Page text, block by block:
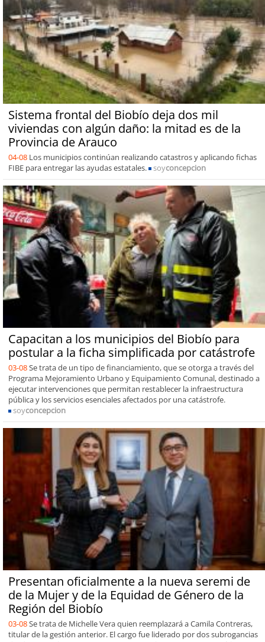
Sistema frontal del Biobío deja dos mil
viviendas con algún daño: la mitad es de la
Provincia de Arauco
04-08 Los municipios continúan realizando catastros y aplicando fichas
FIBE para entregar las ayudas estatales.
soyconcepcion
Capacitan a los municipios del Biobío para
postular a la ficha simplificada por catástrofe
03-08Se trata de un tipo de financiamiento, que se otorga a través del
Programa Mejoramiento Urbano y Equipamiento Comunal, destinado a
ejecutar intervenciones que permitan restablecer la infraestructura
pública y los servicios esenciales afectados por una catástrofe.
soyconcepcion
Presentan oficialmente a la nueva seremi de
de la Mujer y de la Equidad de Género de la
Región del Biobío
03-08Se trata de Michelle Vera quien reemplazará a Camila Contreras,
titular de la gestión anterior. El cargo fue liderado por dos subrogancias